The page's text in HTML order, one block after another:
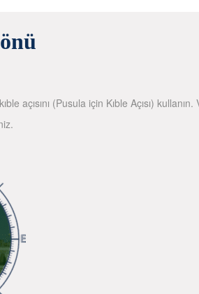
açısını (Pusula için Kıble Açısı)